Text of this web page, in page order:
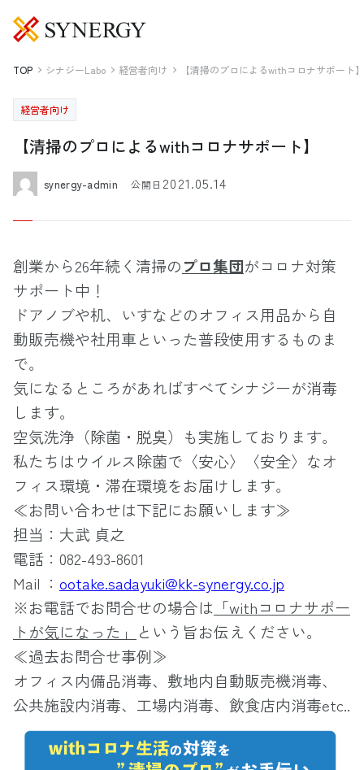
TOP シナジーLabo 経営者向け 【清掃のプロによるwithコロナサポート】
経営者向け
【清掃のプロによるwithコロナサポート】
synergy-admin 公開日 2021.05.14
創業から26年続く清掃のプロ集団がコロナ対策
サポート中！
ドアノブや机、いすなどのオフィス用品から自
動販売機や社用車といった普段使用するものま
で。
気になるところがあればすべてシナジーが消毒
します。
空気洗浄（除菌・脱臭）も実施しております。
私たちはウイルス除菌で〈安心〉〈安全〉なオ
フィス環境・滞在環境をお届けします。
≪お問い合わせは下記にお願いします≫
担当：大武 貞之
電話：082-493-8601
Mail ： ootake.sadayuki@kk-synergy.co.jp
※お電話でお問合せの場合は 「withコロナサポー
トが気になった」 という旨お伝えください。
≪過去お問合せ事例≫
オフィス内備品消毒、敷地内自動販売機消毒、
公共施設内消毒、工場内消毒、飲食店内消毒etc..